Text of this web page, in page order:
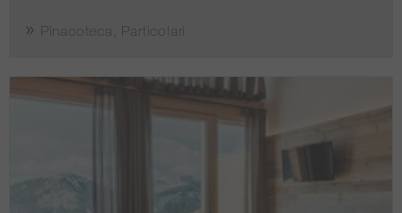
Pinacoteca, Particolari